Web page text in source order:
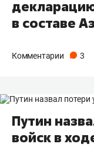
в составе
Комментарии 3
Путин
войск в